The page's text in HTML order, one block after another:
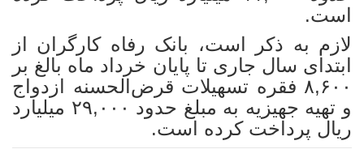
است.
لازم به ذکر است، بانک رفاه کارگران از
ابتدای سال جاری تا پایان خرداد ماه بالغ بر
۸,۶۰۰ فقره تسهیلات قرض‌الحسنه ازدواج
و تهیه جهیزیه به مبلغ حدود ۲۹,۰۰۰ میلیارد
ریال پرداخت کرده است.